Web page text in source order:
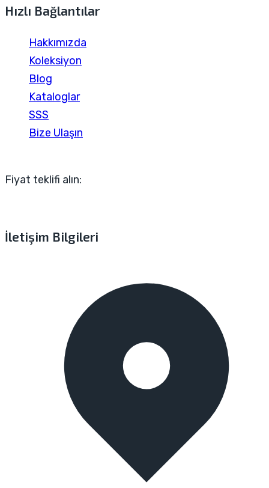
Hızlı Bağlantılar
Hakkımızda
Koleksiyon
Blog
Kataloglar
SSS
Bize Ulaşın
Fiyat teklifi alın:
İletişim Bilgileri